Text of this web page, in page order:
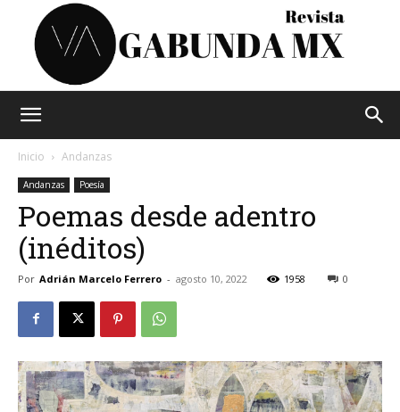
Mx
Inicio Andanzas
Andanzas Poesía
Poemas desde adentro
(inéditos)
Por Adrián Marcelo Ferrero - agosto 10, 2022 1958 0